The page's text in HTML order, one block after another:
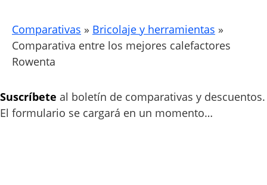
Comparativas » Bricolaje y herramientas »
Comparativa entre los mejores calefactores
Rowenta
Suscríbete al boletín de comparativas y descuentos.
El formulario se cargará en un momento…